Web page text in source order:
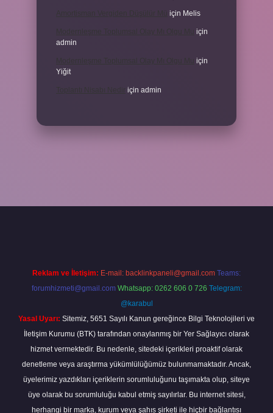
için Melis
için
admin
için
Yiğit
için admin
Reklam ve İletişim: E-mail: backlinkpaneli@gmail.com Teams:
forumhizmeti@gmail.com Whatsapp: 0262 606 0 726 Telegram:
@karabul
Yasal Uyarı: Sitemiz, 5651 Sayılı Kanun gereğince Bilgi Teknolojileri ve
İletişim Kurumu (BTK) tarafından onaylanmış bir Yer Sağlayıcı olarak
hizmet vermektedir. Bu nedenle, sitedeki içerikleri proaktif olarak
denetleme veya araştırma yükümlülüğümüz bulunmamaktadır. Ancak,
üyelerimiz yazdıkları içeriklerin sorumluluğunu taşımakta olup, siteye
üye olarak bu sorumluluğu kabul etmiş sayılırlar. Bu internet sitesi,
herhangi bir marka, kurum veya şahıs şirketi ile hiçbir bağlantısı